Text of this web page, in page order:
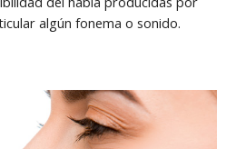
algún fonema o sonido.